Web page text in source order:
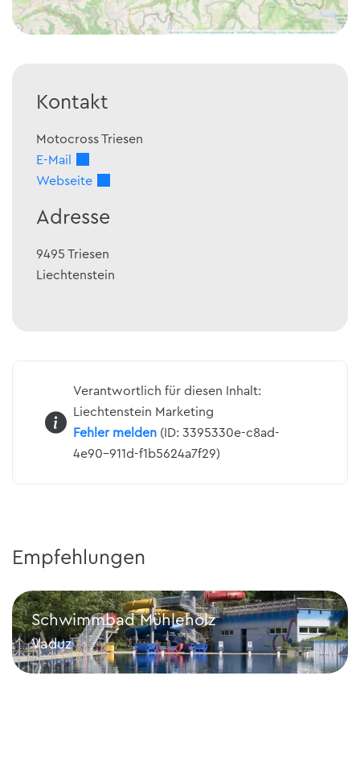
Kontakt
Motocross Triesen
E-Mail
Webseite
Adresse
9495 Triesen
Liechtenstein
Verantwortlich für diesen Inhalt:
Liechtenstein Marketing
Fehler melden (ID: 3395330e-c8ad-
4e90-911d-f1b5624a7f29)
Empfehlungen
Schwimmbad Mühleholz
Vaduz
Schwimmbad Mühleholz